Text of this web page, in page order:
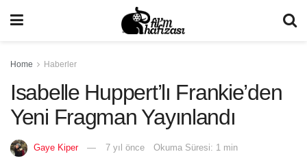
Home Haberler
Isabelle Huppert’lı Frankie’den
Yeni Fragman Yayınlandı
Gaye Kiper 7 yıl önce Okuma Süresi: 1 min